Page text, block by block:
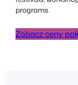
programs.
Zobacz ceny